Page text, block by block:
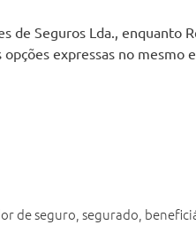
de Seguros Lda., enquanto
expressas no mesmo
de seguro, segurado,